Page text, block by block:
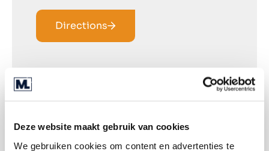
Deze website maakt gebruik van cookies
We gebruiken cookies om content en advertenties te
Directions